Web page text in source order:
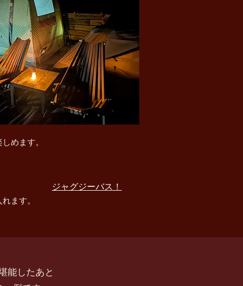
めます。
ます。
ジャグジーバス！
能したあと